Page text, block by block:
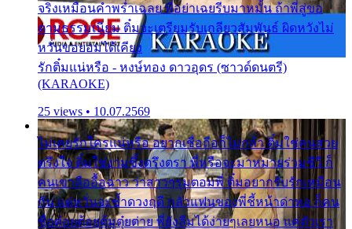
จริงเหมือนคำพร่ำเฉลย พี่อย่าเฉยรีบมาหมั้น ถ้าพี่สู่ขอ
ตามธรรมเนียม ติ๋มจะเตรียมรับเกลียวสัมพันธ์ ผิดหวังไม่
หวั่นขอยอมได้เคียง
รักติ๋มแน่หรือ - หงษ์ทอง ดาวอุดร (ซาวด์ดนตรี)
(KARAOKE)
25 views • 10.07.2569
ไม่เคยรักใครแน่หรือ อยากเชื่อถือก็ไม่กล้า ติ๋มใช่คนสวย
ตรึงใจ ติ๋มใช่งามซึ้งตรึงตรา พี่หรือจะมาหมายร่วมชีวี ก็
คนเขาลืออื้อฉาว ว่าสาวๆรุมตอมพี่ ติ๋มอยากรับรักเหมือน
กัน แต่หวั่นจะช้ำดวงฤดี กลัวแฟนของพี่ชี้หน้าด่าทอ ก็คน
ชื่อต๋อยต้อยตุ้มตุ๋ยต่าย พี่ยังลืมได้ง่ายๆเลยหนอ แค่ตัวเรา